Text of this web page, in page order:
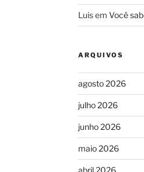
Luisem Você
ARQUIVOS
agosto 2026
julho 2026
junho 2026
maio 2026